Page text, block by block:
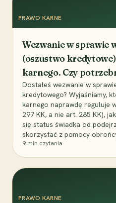
PRAWO KARNE
Wezwanie w sprawie
(oszustwo
karnego. Czy
Dostałeś wezwanie w
kredytowego? Wyjaśniamy,
karnego naprawdę reguluje
297 KK, a nie art. 285 KK),
się status świadka od
skorzystać z pomocy
9 min czytania
PRAWO KARNE